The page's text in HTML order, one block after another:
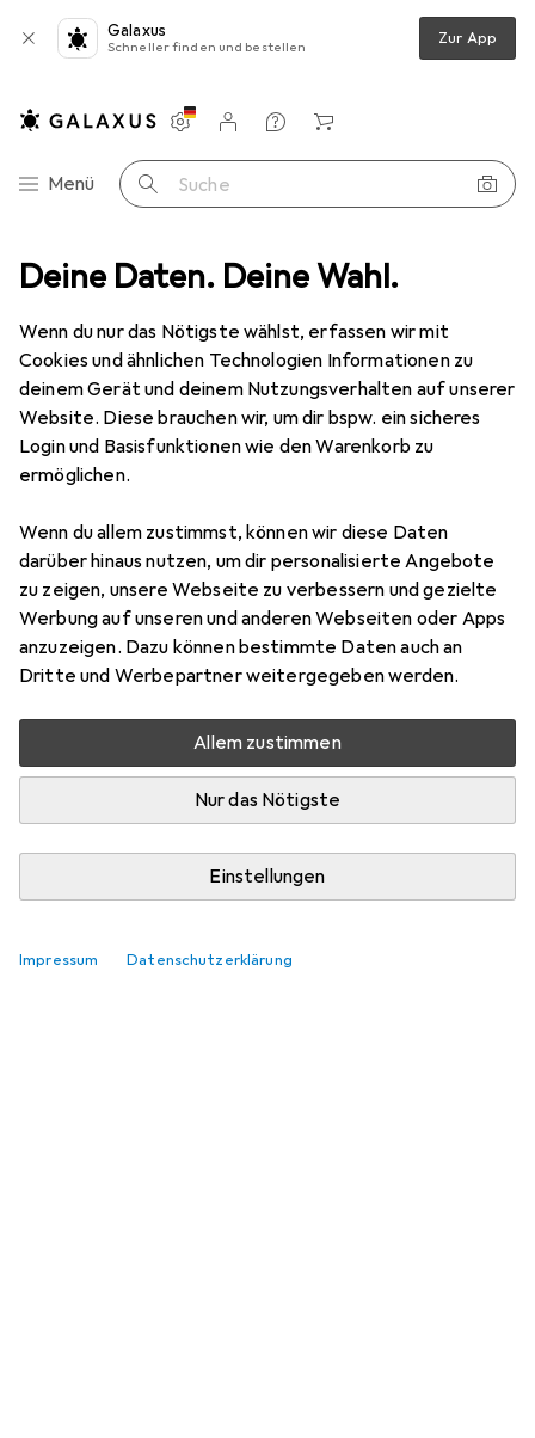
Deine Daten. Deine Wahl.
Wenn du nur das Nötigste wählst, erfassen wir mit
Cookies und ähnlichen Technologien Informationen zu
deinem Gerät und deinem Nutzungsverhalten auf unserer
Website. Diese brauchen wir, um dir bspw. ein sicheres
Login und Basisfunktionen wie den Warenkorb zu
ermöglichen.
Wenn du allem zustimmst, können wir diese Daten
darüber hinaus nutzen, um dir personalisierte Angebote
zu zeigen, unsere Webseite zu verbessern und gezielte
Werbung auf unseren und anderen Webseiten oder Apps
anzuzeigen. Dazu können bestimmte Daten auch an
Dritte und Werbepartner weitergegeben werden.
Allem zustimmen
Nur das Nötigste
Einstellungen
Impressum Datenschutzerklärung
Galaxus
Schneller finden und bestellen Zur App
Navigation nach Kategorien
Menü Suche
Einstellungen
Kundenkonto
Vergleichslisten
Merklisten
Warenkorb
Pen 2 (Retail) Produktbewertungen Fehlendes Ladegerät
EUR
99,48
Microsoft
Surface Slim Pen 2 (Retail)
Bewertung für Microsoft Surface Slim
Pen 2 (Retail)
benitschko
vor 2 Jahren
+2
hat dieses Produkt gekauft
Fehlendes Ladegerät
Warum wird beim Verkauf vor Ort in Zürich nicht darauf
hingewiesen, dass es für den Pen2 noch ein Ladegerät
braucht. Meiner Meinung sollte dies bei dem Kauf
inklusive sein und sollte nicht danach noch bestellt
werden. Zusammen
mehr